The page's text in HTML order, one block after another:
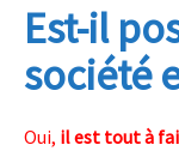
Est-il
société
Oui, il est tout à